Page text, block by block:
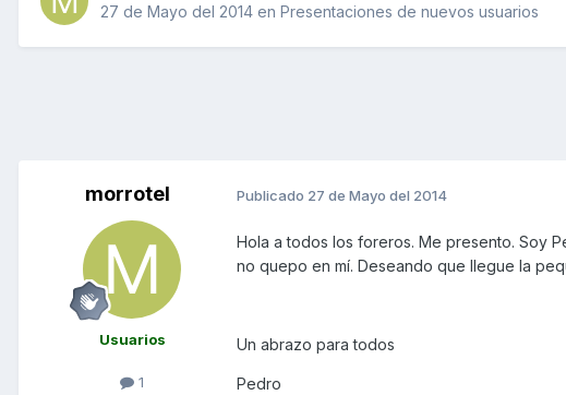
27 de Mayo del 2014 en Presentaciones de nuevos usuarios
morrotel
Usuarios
1
Publicado 27 de Mayo del 2014
Hola a todos los foreros. Me presento. Soy
no quepo en mí. Deseando que llegue la
Un abrazo para todos
Pedro